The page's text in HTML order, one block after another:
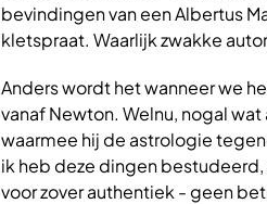
bevindingen van een Albertus
kletspraat. Waarlijk zwakke
Anders wordt het wanneer we
vanaf Newton. Welnu, nogal
waarmee hij de astrologie
ik heb deze dingen
voor zover authentiek - geen